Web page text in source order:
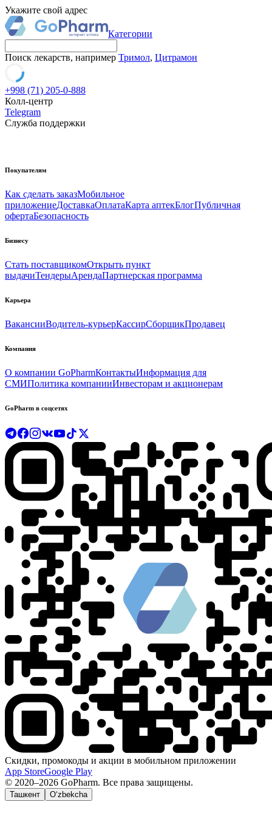
Укажите свой адрес
Категории
Поиск лекарств, например Тримол, Цитрамон
+998 (71) 205-0-888
Колл-центр
Telegram
Служба поддержки
Покупателям
Как сделать заказМобильное
приложениеДоставкаОплатаКарта аптекБлогПубличная
офертаБезопасность
Бизнесу
Стать поставщикомОткрыть пункт
выдачиТендерыАрендаПартнерская программа
Карьера
ВакансииВодитель-курьерКассирСборщикПродавец
Компания
О компании GoPharmКонтактыИнформация для
СМИПолитика компанииИнвесторам и акционерам
GoPharm в соцсетях
Скидки, промокоды и акции в мобильном приложении
App StoreGoogle Play
© 2020–2026 GoPharm. Все права защищены.
Ташкент O‘zbekcha